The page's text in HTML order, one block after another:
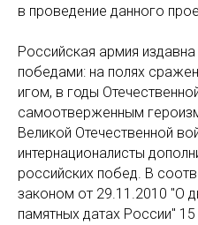
в проведение данного
Российская армия
победами: на полях
игом, в годы
самоотверженным
Великой Отечественной
интернационалисты
российских побед. В
законом от 29.11.2010 "О
памятных датах России"